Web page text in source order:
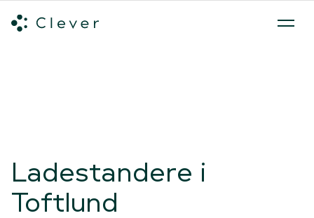
Ladestandere i
Toftlund